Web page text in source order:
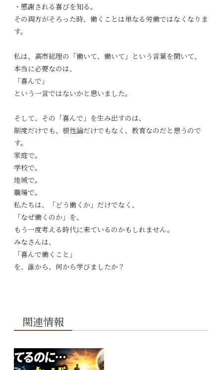
・感謝される喜びを知る。
その両方がそろった時、働くことは単なる労働ではなくなりま
す。
私は、高市総理の「働いて、働いて」という言葉を聞いて、
本当に必要なのは、
「喜んで」
という一言ではないかと思いました。
そして、その「喜んで」を生み出すのは、
制度だけでも、根性論だけでもなく、教育なのだと思うので
す。
家庭で。
学校で。
地域で。
職場で。
私たちは、「どう働くか」だけでなく、
「なぜ働くのか」を、
もう一度考える時代に来ているのかもしれません。
みなさんは、
「喜んで働くこと」
を、誰から、何から学びましたか？
関連情報